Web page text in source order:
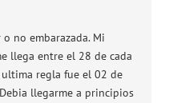
no embarazada. Mi
llega entre el 28 de cada
ultima regla fue el 02 de
llegarme a principios